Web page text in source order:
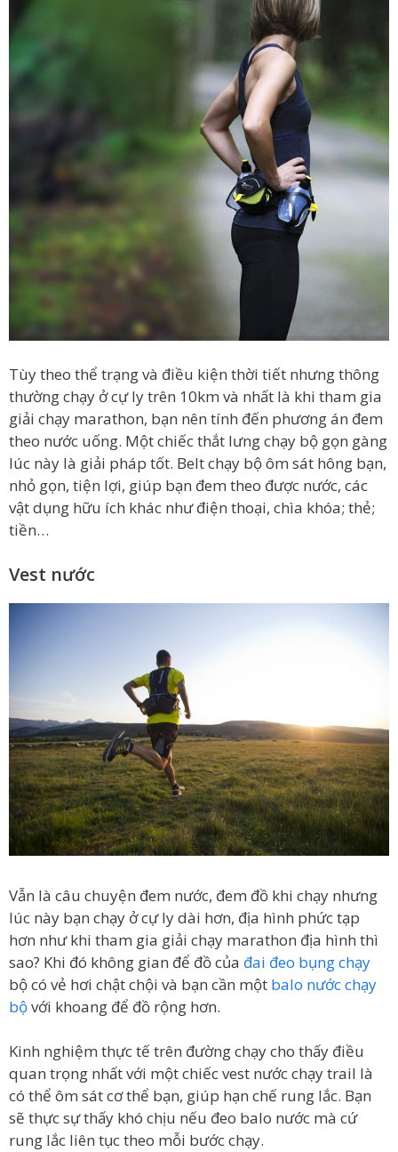
Tùy theo thể trạng và điều kiện thời tiết nhưng thông
thường chạy ở cự ly trên 10km và nhất là khi tham gia
giải chạy marathon, bạn nên tính đến phương án đem
theo nước uống. Một chiếc thắt lưng chạy bộ gọn gàng
lúc này là giải pháp tốt. Belt chạy bộ ôm sát hông bạn,
nhỏ gọn, tiện lợi, giúp bạn đem theo được nước, các
vật dụng hữu ích khác như điện thoại, chìa khóa; thẻ;
tiền…
Vest nước
Vẫn là câu chuyện đem nước, đem đồ khi chạy nhưng
lúc này bạn chạy ở cự ly dài hơn, địa hình phức tạp
hơn như khi tham gia giải chạy marathon địa hình thì
sao? Khi đó không gian để đồ của đai đeo bụng chạy
bộ có vẻ hơi chật chội và bạn cần một balo nước chạy
bộvới khoang để đồ rộng hơn.
Kinh nghiệm thực tế trên đường chạy cho thấy điều
quan trọng nhất với một chiếc vest nước chạy trail là
có thể ôm sát cơ thể bạn, giúp hạn chế rung lắc. Bạn
sẽ thực sự thấy khó chịu nếu đeo balo nước mà cứ
rung lắc liên tục theo mỗi bước chạy.